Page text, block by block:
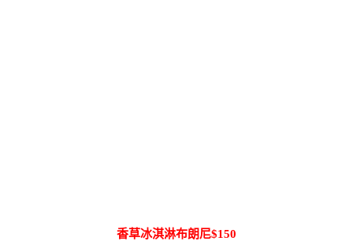
香草冰淇淋布朗尼$150